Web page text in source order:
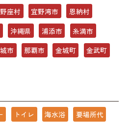
座村 宜野湾市
恩納村
沖縄県 浦添市
糸満市
市 那覇市 金城町 金武町
トイレ 海水浴
要場所代